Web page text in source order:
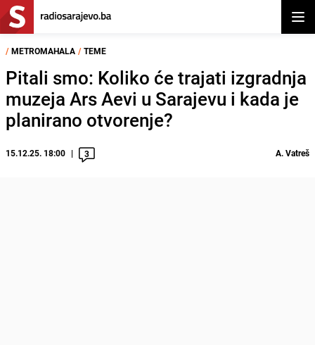
/ METROMAHALA / TEME
Pitali smo: Koliko će trajati izgradnja
muzeja Ars Aevi u Sarajevu i kada je
planirano otvorenje?
15.12.25. 18:00 3 A. Vatreš